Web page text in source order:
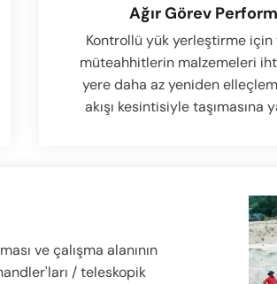
Ağır Görev
Kontrollü yük yerleştirme için
müteahhitlerin malzemeleri
yere daha az yeniden
akışı kesintisiyle taşımasına
ve çalışma alanının
/ teleskopik